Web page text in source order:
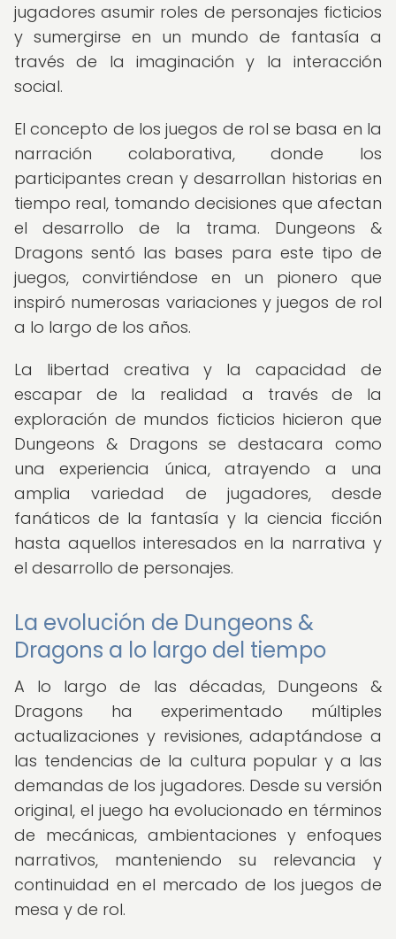
jugadores asumir roles de personajes ficticios
y sumergirse en un mundo de fantasía a
través de la imaginación y la interacción
social.
El concepto de los juegos de rol se basa en la
narración colaborativa, donde los
participantes crean y desarrollan historias en
tiempo real, tomando decisiones que afectan
el desarrollo de la trama. Dungeons &
Dragons sentó las bases para este tipo de
juegos, convirtiéndose en un pionero que
inspiró numerosas variaciones y juegos de rol
a lo largo de los años.
La libertad creativa y la capacidad de
escapar de la realidad a través de la
exploración de mundos ficticios hicieron que
Dungeons & Dragons se destacara como
una experiencia única, atrayendo a una
amplia variedad de jugadores, desde
fanáticos de la fantasía y la ciencia ficción
hasta aquellos interesados en la narrativa y
el desarrollo de personajes.
La evolución de Dungeons &
Dragons a lo largo del tiempo
A lo largo de las décadas, Dungeons &
Dragons ha experimentado múltiples
actualizaciones y revisiones, adaptándose a
las tendencias de la cultura popular y a las
demandas de los jugadores. Desde su versión
original, el juego ha evolucionado en términos
de mecánicas, ambientaciones y enfoques
narrativos, manteniendo su relevancia y
continuidad en el mercado de los juegos de
mesa y de rol.